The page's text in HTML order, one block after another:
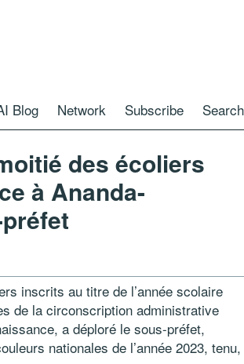
Blog Network Subscribe
des écoliers
à Ananda-
inscrits au titre de l’année scolaire
de la circonscription administrative
a déploré le sous-préfet,
nationales de l’année 2023, tenu,